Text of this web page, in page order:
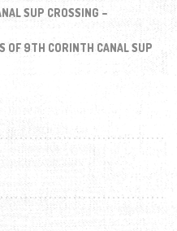
SUP CROSSING –
OF 9TH CORINTH CANAL SUP